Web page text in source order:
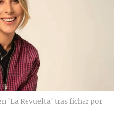
'La Revuelta' tras fichar por